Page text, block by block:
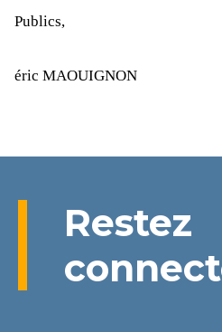
Publics,
éric MAOUIGNON
Restez